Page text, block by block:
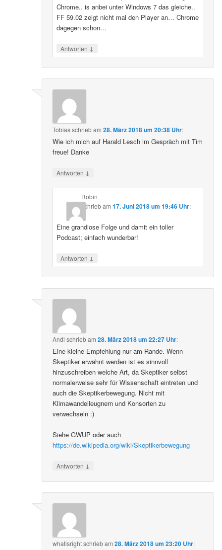
Chrome.. is anbei unter Windows 7 das gleiche..
FF 59.02 zeigt nicht mal den Player an… Chrome
dagegen schon…
Antworten ↓
Tobiasschriebam28. März 2018 um 20:38 Uhr:
Wie ich mich auf Harald Lesch im Gespräch mit Tim
freue! Danke
Antworten ↓
Robin
schriebam 17. Juni 2018 um 19:46 Uhr:
Eine grandiose Folge und damit ein toller
Podcast; einfach wunderbar!
Antworten ↓
Andi schriebam28. März 2018 um 22:27 Uhr:
Eine kleine Empfehlung nur am Rande. Wenn
Skeptiker erwähnt werden ist es sinnvoll
hinzuschreiben welche Art, da Skeptiker selbst
normalerweise sehr für Wissenschaft eintreten und
auch die Skeptikerbewegung. Nicht mit
Klimawandelleugnern und Konsorten zu
verwechseln :)
Siehe GWUP oder auch
https://de.wikipedia.org/wiki/Skeptikerbewegung
Antworten ↓
whatisrightschriebam28. März 2018 um 23:20 Uhr: